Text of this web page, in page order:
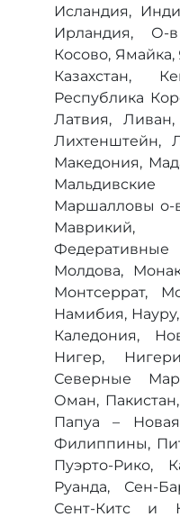
Исландия,
Ирландия, О-
Косово,
Казахстан,
Республика
Латвия,
Лихтенштейн,
Македония,
Маршалловы о-
Маврикий,
Молдова,
Монтсеррат,
Намибия,
Каледония,
Нигер,
Северные
Оман,
Папуа –
Филиппины,
Пуэрто-Рико,
Руанда, Сен-
Сент-Китс и